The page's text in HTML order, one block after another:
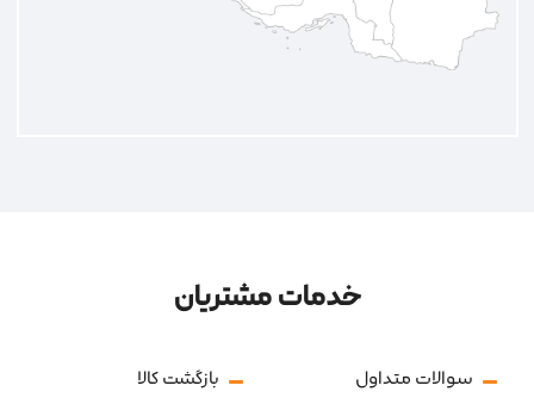
خدمات مشتریان
سوالات متداول بازگشت کالا